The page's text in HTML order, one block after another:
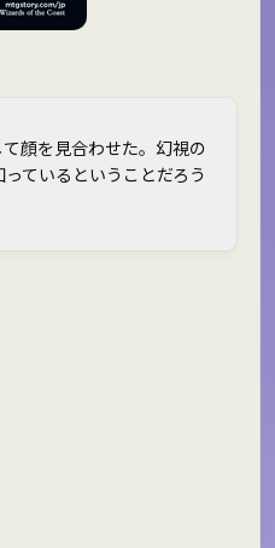
顔を見合わせた。幻視の
ているということだろう